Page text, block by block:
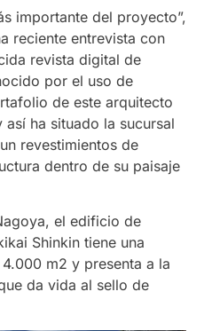
importante del proyecto”,
reciente entrevista con
revista digital de
por el uso de
de este arquitecto
ha situado la sucursal
revestimientos de
dentro de su paisaje
el edificio de
Shinkin tiene una
m2 y presenta a la
da vida al sello de